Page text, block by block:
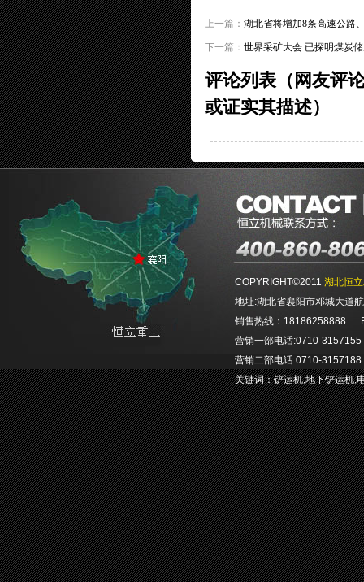
上一篇： 湖北省将增加8条高速公路
下一篇： 世界采矿大会 已探明煤炭
评论列表（网友评
或证实其描述）
COPYRIGHT©2011 湖北恒
地址:湖北省襄阳市邓城大道
销售热线：18186258888
营销一部电话:0710-
营销二部电话:0710-
关键词：铲运机,地下铲运机,
E-mail：